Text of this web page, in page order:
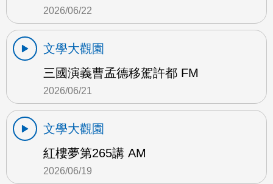
2026/06/22
文學大觀園
三國演義曹孟德移駕許都 FM
2026/06/21
文學大觀園
紅樓夢第265講 AM
2026/06/19